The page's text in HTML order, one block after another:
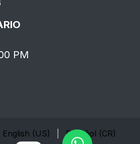
PM
English (US)
Español (CR)